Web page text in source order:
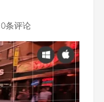
0条评论